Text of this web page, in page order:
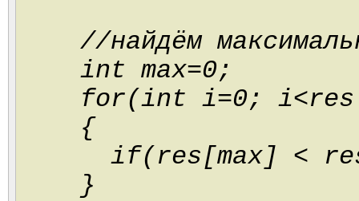
//найдём
int max=0;
for(int i=0;
{
if(res[max] <
}